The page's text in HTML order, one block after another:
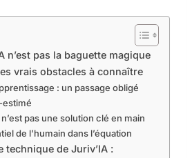
n’est pas la baguette magique
vrais obstacles à connaître
: un passage obligé
estimé
pas une solution clé en main
de l’humain dans l’équation
technique de Juriv’IA :